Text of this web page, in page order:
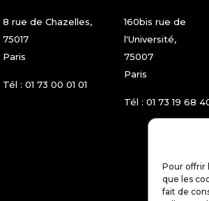
Pour offrir
que les
fait de
8 rue de Chazelles,
75017
Paris
Tél :01 73 00 01 01
160bis rue de
l'Université,
75007
Paris
Tél : 01 73 19 68